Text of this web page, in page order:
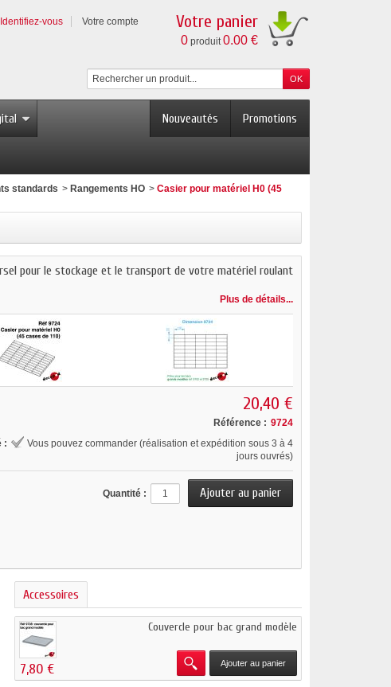
Identifiez-vous Votre compte Votre panier
0 produit0.00 €
Promotions
Nouveautés
standards > Rangements HO > Casier pour matériel H0 (45
pour le stockage et le transport de votre matériel roulant
Plus de détails...
20,40 €
Référence : 9724
:
Vous pouvez commander (réalisation et expédition sous 3 à 4
jours ouvrés)
Quantité :
Accessoires
Couvercle pour bac grand modèle
7,80 € Ajouter au panier